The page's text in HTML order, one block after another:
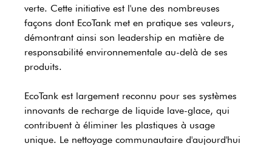
verte. Cette initiative est l'une des nombreuses
façons dont EcoTank met en pratique ses valeurs,
démontrant ainsi son leadership en matière de
responsabilité environnementale au-delà de ses
produits.
EcoTank est largement reconnu pour ses systèmes
innovants de recharge de liquide lave-glace, qui
contribuent à éliminer les plastiques à usage
unique. Le nettoyage communautaire d'aujourd'hui